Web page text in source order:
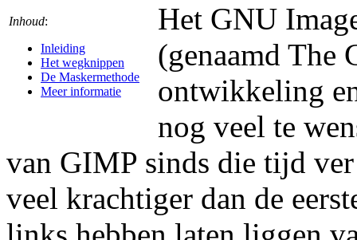
Inhoud:
Inleiding
Het wegknippen
De Maskermethode
Meer informatie
Het GNU
(genaamd The
ontwikkeling
nog veel te
van GIMP sinds die tijd
veel krachtiger dan de